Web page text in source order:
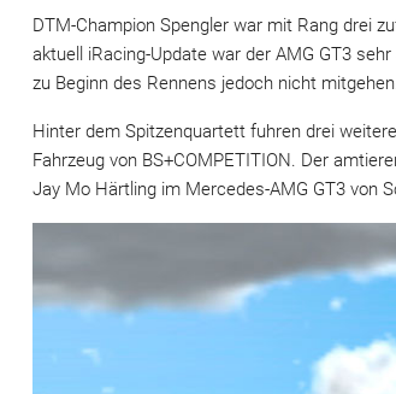
DTM-Champion Spengler war mit Rang drei
aktuell iRacing-Update war der AMG GT3
zu Beginn des Rennens jedoch nicht
Hinter dem Spitzenquartett fuhren drei
Fahrzeug von BS+COMPETITION. Der
Jay Mo Härtling im Mercedes-AMG GT3 von